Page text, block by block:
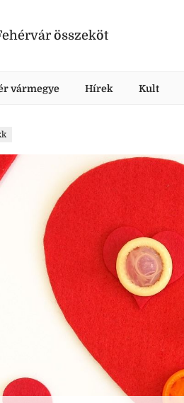
összeköt
vármegye Hírek Kult